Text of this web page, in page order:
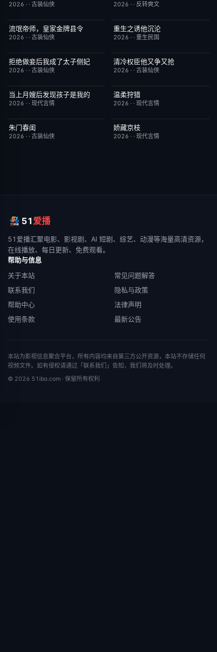
2026 · · 古装仙侠 2026 · · 反转爽文
已完结
流氓帝师，皇家金牌县令
2026 · · 古装仙侠
已完结
重生之诱他沉沦
2026 · · 重生民国
已完结 5.0
拒绝做妾后我成了太子侧妃
2026 · · 古装仙侠
已完结
清冷权臣他又争又抢
2026 · · 古装仙侠
已完结
当上月嫂后发现孩子是我的
2026 · · 现代言情
已完结
温柔狩猎
2026 · · 现代言情
已完结
朱门春闺
2026 · · 古装仙侠
已完结
娇藏京枝
2026 · · 现代言情
51爱播
51爱播汇聚电影、影视剧、AI 短剧、综艺、动漫等海量高清资源，
在线播放、每日更新、免费观看。
帮助与信息
关于本站
常见问题解答
联系我们
隐私与政策
帮助中心
法律声明
使用条款
最新公告
本站为影视信息聚合平台，所有内容均来自第三方公开资源，本站不存储任何
视频文件。如有侵权请通过「联系我们」告知，我们将及时处理。
© 2026 51ibo.com · 保留所有权利